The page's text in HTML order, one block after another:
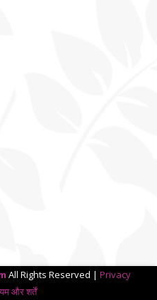
All Rights Reserved | Privacy
और शर्तें